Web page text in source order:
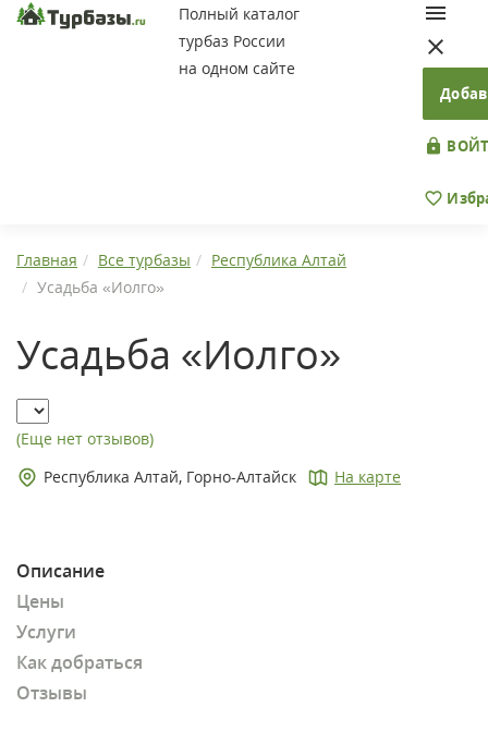
Полный каталог
турбаз России
на одном сайте
Главная Все турбазы
Республика Алтай
Усадьба «Иолго»
Усадьба «Иолго»
(Еще нет отзывов)
Республика Алтай, Горно-Алтайск
На карте
Описание
Цены
Услуги
Как добраться
Отзывы